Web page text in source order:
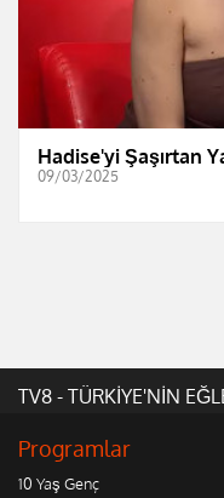
Hadise'yi Şaşırtan
09/03/2025
TV8 - TÜRKİYE'NİN
Programlar
10 Yaş Genç